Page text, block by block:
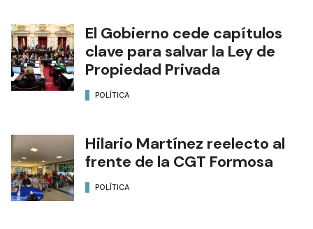
El Gobierno cede capítulos
clave para salvar la Ley de
Propiedad Privada
POLÍTICA
Hilario Martínez reelecto al
frente de la CGT Formosa
POLÍTICA